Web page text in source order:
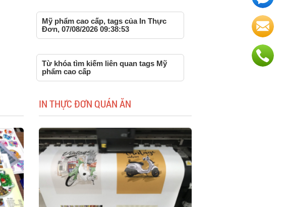
Mỹ phẩm cao cấp, tags của In Thực
Đơn, 07/08/2026 09:38:53
Từ khóa tìm kiếm liên quan tags Mỹ
phẩm cao cấp
IN THỰC ĐƠN QUÁN ĂN